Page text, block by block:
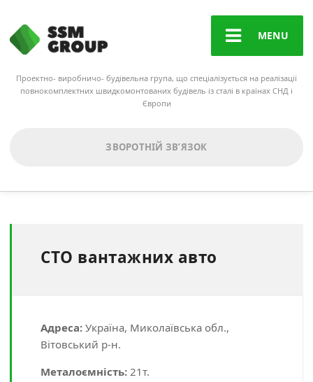
MENU
Проектно- виробничо- будівельна група, що спеціалізується на реалізації
повнокомплектних швидкомонтованих будівель із сталі в країнах СНД і
Європи
ЗВОРОТНІЙ ЗВ’ЯЗОК
СТО вантажних авто
Адреса: Україна, Миколаївська обл.,
Вітовський р-н.
Металоємність: 21т.